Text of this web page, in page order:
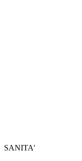
SANITA'